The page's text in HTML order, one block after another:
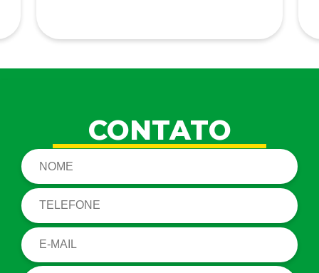
CONTATO